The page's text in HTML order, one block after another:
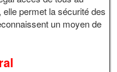
elle permet la sécurité des
un moyen de